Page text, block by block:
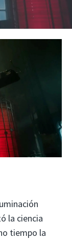
la ciencia
tiempo la